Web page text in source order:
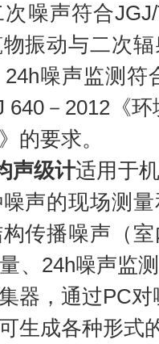
噪声符合
振动与二次
噪声监测符
640－2012《
的要求。
声级计适用于
声的现场测
传播噪声（
、24h噪声监
器，通过PC
生成各种形式